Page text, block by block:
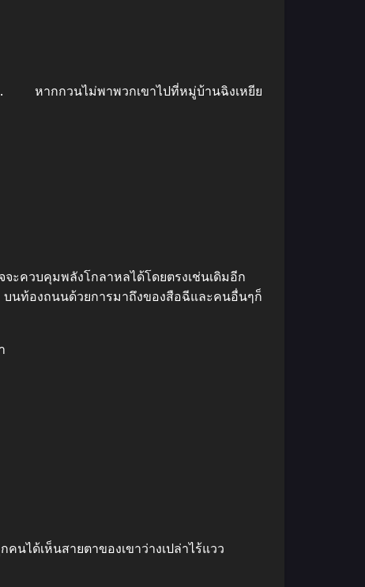
… หากกวนไม่พาพวกเขาไปที่หมู่บ้านฉิงเหยีย
ควบคุมพลังโกลาหลได้โดยตรงเช่นเดิมอีก
นท้องถนนด้วยการมาถึงของสือฉีและคนอื่นๆก็
ได้เห็นสายตาของเขาว่างเปล่าไร้แวว